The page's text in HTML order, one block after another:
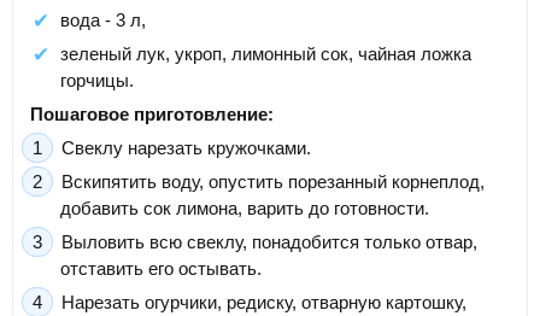
вода - 3 л,
зеленый лук, укроп, лимонный сок, чайная ложка
горчицы.
Пошаговое приготовление:
Свеклу нарезать кружочками.
Вскипятить воду, опустить порезанный корнеплод,
добавить сок лимона, варить до готовности.
Выловить всю свеклу, понадобится только отвар,
отставить его остывать.
Нарезать огурчики, редиску, отварную картошку,